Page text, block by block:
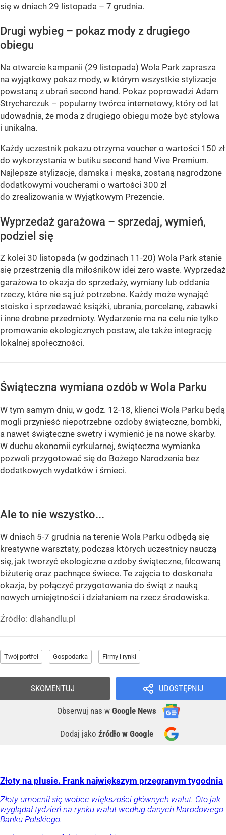
się w dniach 29 listopada – 7 grudnia.
Drugi wybieg – pokaz mody z drugiego
obiegu
Na otwarcie kampanii (29 listopada) Wola Park zaprasza
na wyjątkowy pokaz mody, w którym wszystkie stylizacje
powstaną z ubrań second hand. Pokaz poprowadzi Adam
Strycharczuk – popularny twórca internetowy, który od lat
udowadnia, że moda z drugiego obiegu może być stylowa
i unikalna.
Każdy uczestnik pokazu otrzyma voucher o wartości 150 zł
do wykorzystania w butiku second hand Vive Premium.
Najlepsze stylizacje, damska i męska, zostaną nagrodzone
dodatkowymi voucherami o wartości 300 zł
do zrealizowania w Wyjątkowym Prezencie.
Wyprzedaż garażowa – sprzedaj, wymień,
podziel się
Z kolei 30 listopada (w godzinach 11-20) Wola Park stanie
się przestrzenią dla miłośników idei zero waste. Wyprzedaż
garażowa to okazja do sprzedaży, wymiany lub oddania
rzeczy, które nie są już potrzebne. Każdy może wynająć
stoisko i sprzedawać książki, ubrania, porcelanę, zabawki
i inne drobne przedmioty. Wydarzenie ma na celu nie tylko
promowanie ekologicznych postaw, ale także integrację
lokalnej społeczności.
Świąteczna wymiana ozdób w Wola Parku
W tym samym dniu, w godz. 12-18, klienci Wola Parku będą
mogli przynieść niepotrzebne ozdoby świąteczne, bombki,
a nawet świąteczne swetry i wymienić je na nowe skarby.
W duchu ekonomii cyrkularnej, świąteczna wymianka
pozwoli przygotować się do Bożego Narodzenia bez
dodatkowych wydatków i śmieci.
Ale to nie wszystko...
W dniach 5-7 grudnia na terenie Wola Parku odbędą się
kreatywne warsztaty, podczas których uczestnicy nauczą
się, jak tworzyć ekologiczne ozdoby świąteczne, filcowaną
biżuterię oraz pachnące świece. Te zajęcia to doskonała
okazja, by połączyć przygotowania do świąt z nauką
nowych umiejętności i działaniem na rzecz środowiska.
Źródło: dlahandlu.pl
Twój portfel Gospodarka Firmy i rynki
UDOSTĘPNIJ
Obserwuj nas w Google News
Dodaj jako źródło w Google
SKOMENTUJ
Złoty na plusie. Frank największym przegranym tygodnia
Złoty umocnił się wobec większości głównych walut. Oto jak
wyglądał tydzień na rynku walut według danych Narodowego
Banku Polskiego.